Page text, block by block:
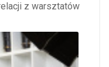
z warsztatów